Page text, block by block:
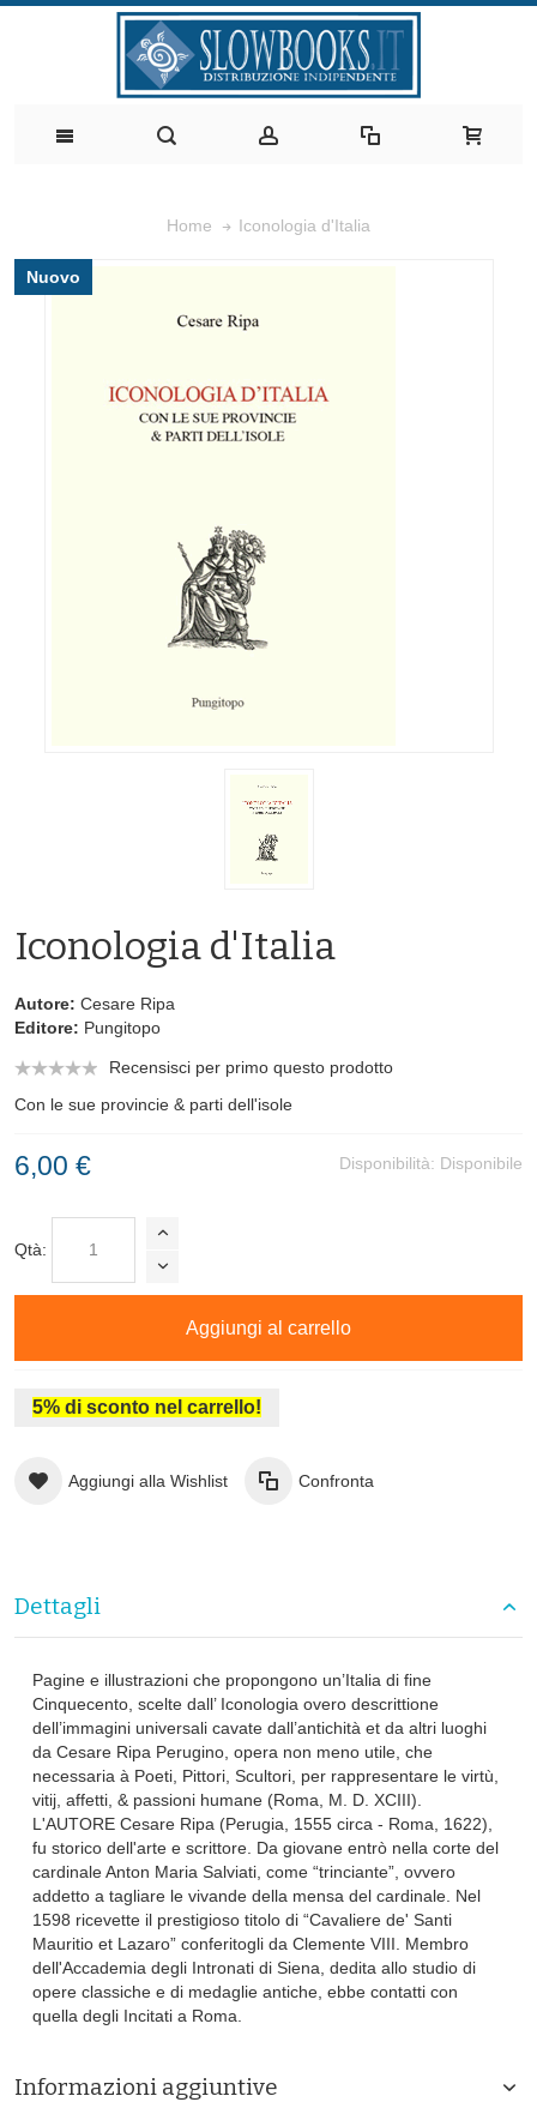
Home Iconologia d'Italia
Nuovo
Iconologia d'Italia
Autore: Cesare Ripa
Editore: Pungitopo
Recensisci per primo questo prodotto
Con le sue provincie & parti dell'isole
Disponibilità: Disponibile
6,00 €
Qtà:
Aggiungi al carrello
5% di sconto nel carrello!
Aggiungi alla Wishlist Confronta
Dettagli
Pagine e illustrazioni che propongono un’Italia di fine
Cinquecento, scelte dall’ Iconologia overo descrittione
dell’immagini universali cavate dall’antichità et da altri luoghi
da Cesare Ripa Perugino, opera non meno utile, che
necessaria à Poeti, Pittori, Scultori, per rappresentare le virtù,
vitij, affetti, & passioni humane (Roma, M. D. XCIII).
L'AUTORE Cesare Ripa (Perugia, 1555 circa - Roma, 1622),
fu storico dell'arte e scrittore. Da giovane entrò nella corte del
cardinale Anton Maria Salviati, come “trinciante”, ovvero
addetto a tagliare le vivande della mensa del cardinale. Nel
1598 ricevette il prestigioso titolo di “Cavaliere de' Santi
Mauritio et Lazaro” conferitogli da Clemente VIII. Membro
dell'Accademia degli Intronati di Siena, dedita allo studio di
opere classiche e di medaglie antiche, ebbe contatti con
quella degli Incitati a Roma.
Informazioni aggiuntive